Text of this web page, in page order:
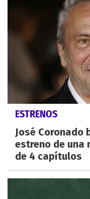
ESTRENOS
José Coronado
estreno de una
de 4 capítulos